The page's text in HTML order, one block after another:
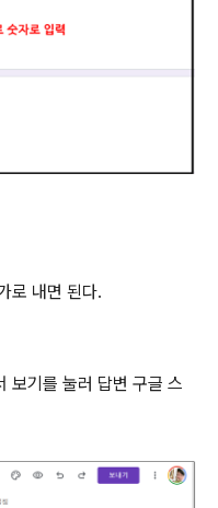
로 내면 된다.
보기를 눌러 답변 구글 스